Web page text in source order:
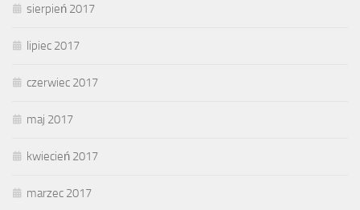
sierpień 2017
lipiec 2017
czerwiec 2017
maj 2017
kwiecień 2017
marzec 2017